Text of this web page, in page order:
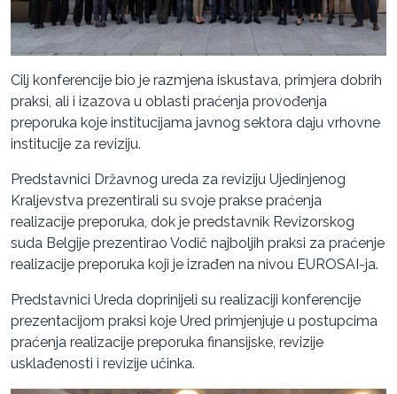
Cilj konferencije bio je razmjena iskustava, primjera dobrih
praksi, ali i izazova u oblasti praćenja provođenja
preporuka koje institucijama javnog sektora daju vrhovne
institucije za reviziju.
Predstavnici Državnog ureda za reviziju Ujedinjenog
Kraljevstva prezentirali su svoje prakse praćenja
realizacije preporuka, dok je predstavnik Revizorskog
suda Belgije prezentirao Vodič najboljih praksi za praćenje
realizacije preporuka koji je izrađen na nivou EUROSAI-ja.
Predstavnici Ureda doprinijeli su realizaciji konferencije
prezentacijom praksi koje Ured primjenjuje u postupcima
praćenja realizacije preporuka finansijske, revizije
usklađenosti i revizije učinka.